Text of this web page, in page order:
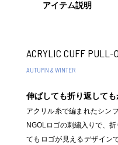
アイテム説明
ACRYLIC CUFF PULL-
AUTUMN & WINTER
伸ばしても折り返して
アクリル糸で編まれたシン
NGOLロゴの刺繍入りで、
てもロゴが見えるデザイン